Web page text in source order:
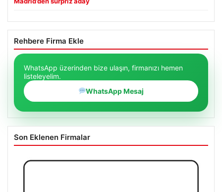
Rehbere Firma Ekle
WhatsApp üzerinden bize ulaşın, firmanızı hemen
listeleyelim.
WhatsApp Mesaj
Son Eklenen Firmalar